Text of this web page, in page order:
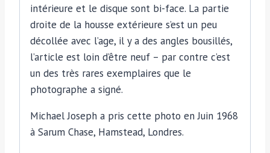
intérieure et le disque sont bi-face. La partie
droite de la housse extérieure s’est un peu
décollée avec l’age, il y a des angles bousillés,
l’article est loin d’être neuf – par contre c’est
un des très rares exemplaires que le
photographe a signé.
Michael Joseph a pris cette photo en Juin 1968
à Sarum Chase, Hamstead, Londres.